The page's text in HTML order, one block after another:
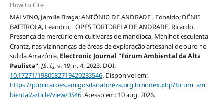
How to Cite
MALVINO, Jamille Braga; ANTÔNIO DE ANDRADE , Ednaldo; DÊNIS
BATTIROLA, Leandro; LOPES TORTORELA DE ANDRADE, Ricardo.
Presença de mercúrio em cultivares de mandioca, Manihot esculenta
Crantz, nas vizinhanças de áreas de exploração artesanal de ouro no
sul da Amazônia. Electronic Journal "Fórum Ambiental da Alta
Paulista",[S. l.], v. 19, n. 4, 2023. DOI:
10.17271/1980082719420233546. Disponível em:
https://publicacoes.amigosdanatureza.org.br/index.php/forum_am
biental/article/view/3546. Acesso em: 10 aug. 2026.